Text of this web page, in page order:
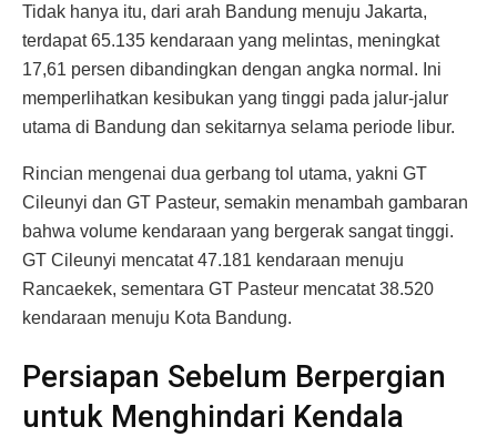
Tidak hanya itu, dari arah Bandung menuju Jakarta,
terdapat 65.135 kendaraan yang melintas, meningkat
17,61 persen dibandingkan dengan angka normal. Ini
memperlihatkan kesibukan yang tinggi pada jalur-jalur
utama di Bandung dan sekitarnya selama periode libur.
Rincian mengenai dua gerbang tol utama, yakni GT
Cileunyi dan GT Pasteur, semakin menambah gambaran
bahwa volume kendaraan yang bergerak sangat tinggi.
GT Cileunyi mencatat 47.181 kendaraan menuju
Rancaekek, sementara GT Pasteur mencatat 38.520
kendaraan menuju Kota Bandung.
Persiapan Sebelum Berpergian
untuk Menghindari Kendala